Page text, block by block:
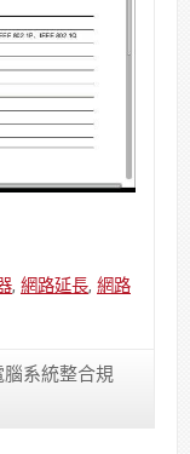
, 網路延長, 網路
腦系統整合規